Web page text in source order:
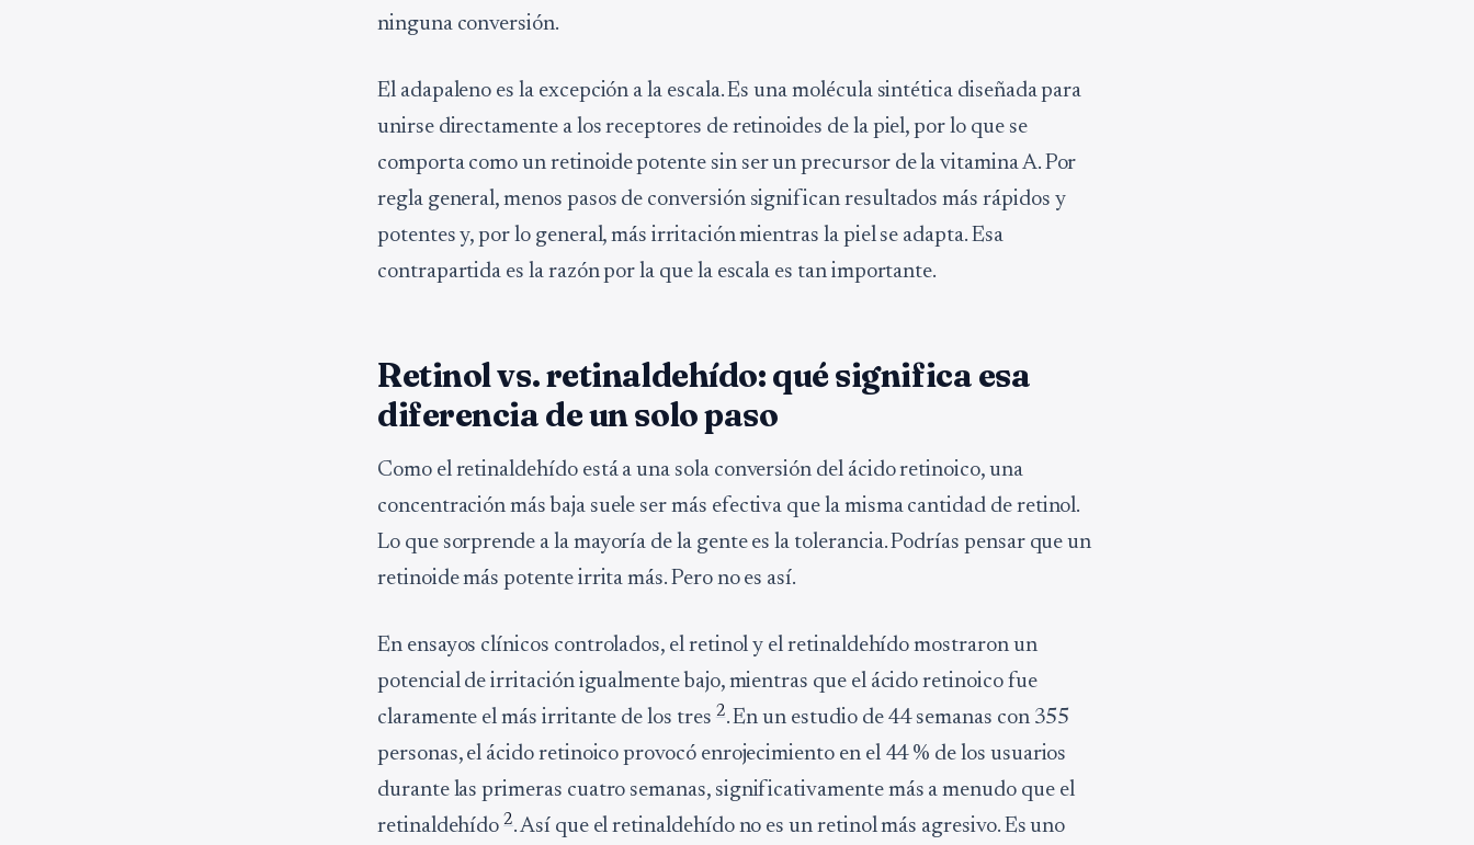
ninguna conversión.
El adapaleno es la excepción a la escala. Es una molécula sintética diseñada para
unirse directamente a los receptores de retinoides de la piel, por lo que se
comporta como un retinoide potente sin ser un precursor de la vitamina A. Por
regla general, menos pasos de conversión significan resultados más rápidos y
potentes y, por lo general, más irritación mientras la piel se adapta. Esa
contrapartida es la razón por la que la escala es tan importante.
Retinol vs. retinaldehído: qué significa esa
diferencia de un solo paso
Como el retinaldehído está a una sola conversión del ácido retinoico, una
concentración más baja suele ser más efectiva que la misma cantidad de retinol.
Lo que sorprende a la mayoría de la gente es la tolerancia. Podrías pensar que un
retinoide más potente irrita más. Pero no es así.
En ensayos clínicos controlados, el retinol y el retinaldehído mostraron un
potencial de irritación igualmente bajo, mientras que el ácido retinoico fue
claramente el más irritante de los tres 2. En un estudio de 44 semanas con 355
personas, el ácido retinoico provocó enrojecimiento en el 44 % de los usuarios
durante las primeras cuatro semanas, significativamente más a menudo que el
retinaldehído2. Así que el retinaldehído no es un retinol más agresivo. Es uno